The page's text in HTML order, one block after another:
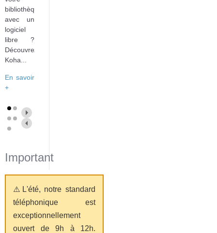
bibliothèque
avec un
logiciel
libre ?
Découvrez
Koha...
En savoir
+
Important
⚠️L'été, notre standard
téléphonique est
exceptionnellement
ouvert de 9h à 12h.